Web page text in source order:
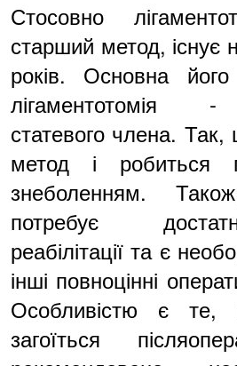
Стосовно
старший метод, існує
років. Основна його
лігаментотомія
статевого члена. Так,
метод і робиться
знеболенням.
потребує
реабілітації та є
інші повноцінні
Особливістю є те,
загоїться